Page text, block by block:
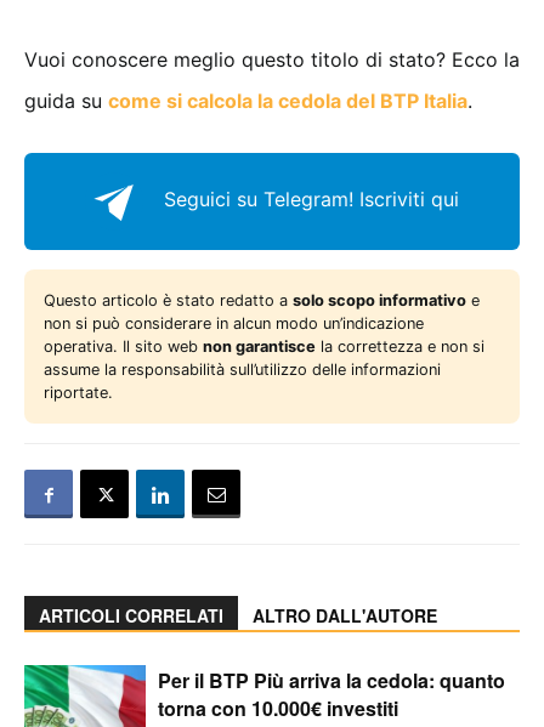
Vuoi conoscere meglio questo titolo di stato? Ecco la
guida su come si calcola la cedola del BTP Italia.
Seguici su Telegram! Iscriviti qui
Questo articolo è stato redatto a solo scopo informativo e
non si può considerare in alcun modo un’indicazione
operativa. Il sito web non garantisce la correttezza e non si
assume la responsabilità sull’utilizzo delle informazioni
riportate.
ARTICOLI CORRELATI ALTRO DALL'AUTORE
Per il BTP Più arriva la cedola: quanto
torna con 10.000€ investiti